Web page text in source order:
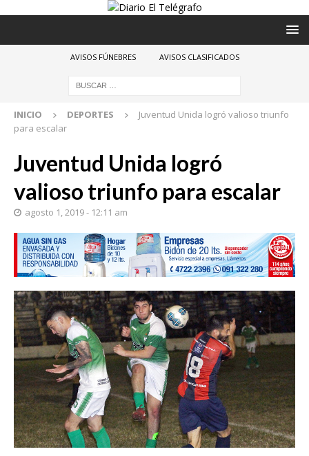
AVISOS FÚNEBRES AVISOS CLASIFICADOS
INICIO DEPORTES
Juventud Unida logró valioso triunfo
para escalar
Juventud Unida logró
valioso triunfo para escalar
agosto 1, 2019 - 12:11 am